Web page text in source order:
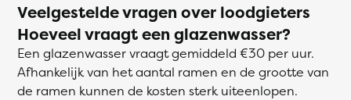
Veelgestelde vragen over loodgieters
Hoeveel vraagt een glazenwasser?
Een glazenwasser vraagt gemiddeld €30 per uur.
Afhankelijk van het aantal ramen en de grootte van
de ramen kunnen de kosten sterk uiteenlopen.